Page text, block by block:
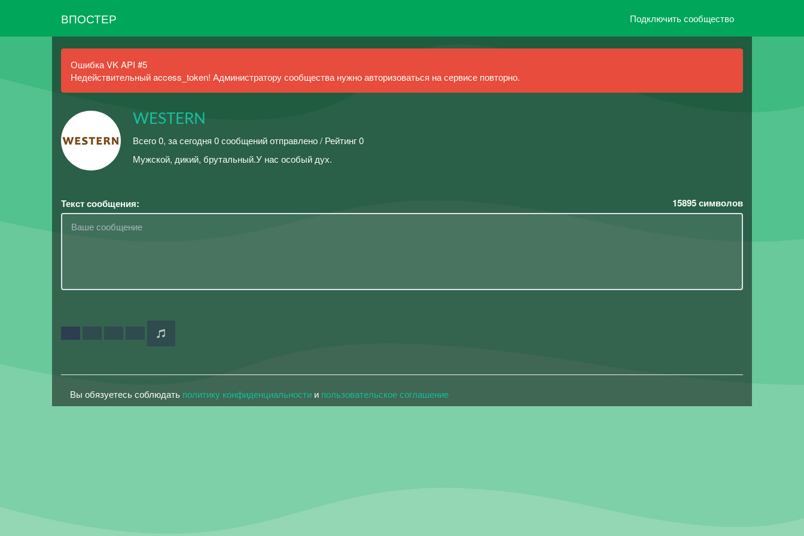
ВПОСТЕР Подключить сообщество
Ошибка VK API #5
Недействительный access_token! Администратору сообщества нужно авторизоваться на сервисе повторно.
WESTERN
Всего 0, за сегодня 0 сообщений отправлено / Рейтинг 0
Мужской, дикий, брутальный.У нас особый дух.
Текст сообщения: 15895символов
Вы обязуетесь соблюдать политику конфиденциальности и пользовательское соглашение